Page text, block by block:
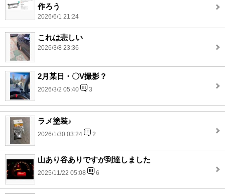
作ろう
2026/6/1 21:24
これは悲しい
2026/3/8 23:36
2月某日・〇V撮影？
2026/3/2 05:40 3
ラメ塗装♪
2026/1/30 03:24 2
山あり谷ありですが到達しました
2025/11/22 05:08 6